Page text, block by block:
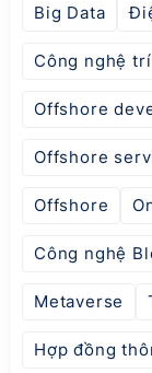
Big Data
Công nghệ
Offshore
Offshore
Offshore
Công nghệ
Metaverse
Hợp đồng